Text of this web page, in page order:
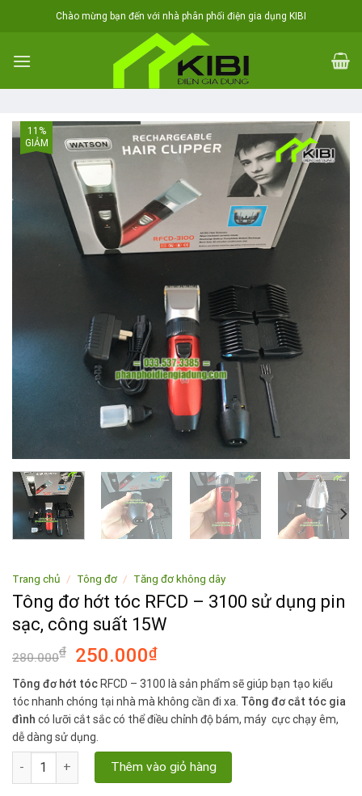
Chào mừng bạn đến với nhà phân phối điện gia dụng KIBI
11%
GIẢM
Trang chủ / Tông đơ / Tăng đơ không dây
Tông đơ hớt tóc RFCD – 3100 sử dụng pin
sạc, công suất 15W
280.000₫ 250.000₫
Tông đơ hớt tóc RFCD – 3100 là sản phẩm sẽ giúp bạn tạo kiểu
tóc nhanh chóng tại nhà mà không cần đi xa. Tông đơ cắt tóc gia
đình có lưỡi cắt sắc có thể điều chỉnh độ bám, máy cực chạy êm,
dễ dàng sử dụng.
Tông đơ hớt tóc RFCD - 3100 sử dụng pin sạc, công suất 15W
Thêm vào giỏ hàng